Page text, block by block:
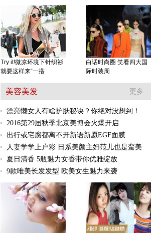
白话时尚圈 笑看四大国
际时装周
Try it!微凉环境下针织衫
就要这样来“一搭
美容美发 更多
漂亮懒女人有啥护肤秘诀？你绝对没想到！
2016第29届秋季北京美博会火爆开启
出行或宅腐都离不开新语新愿EGF面膜
人妻学学上户彩 日系美颜主妇范儿也是蛮美
夏日清香 5瓶魅力女香带你优雅绽放
9款唯美长发发型 欧美女生魅力来袭